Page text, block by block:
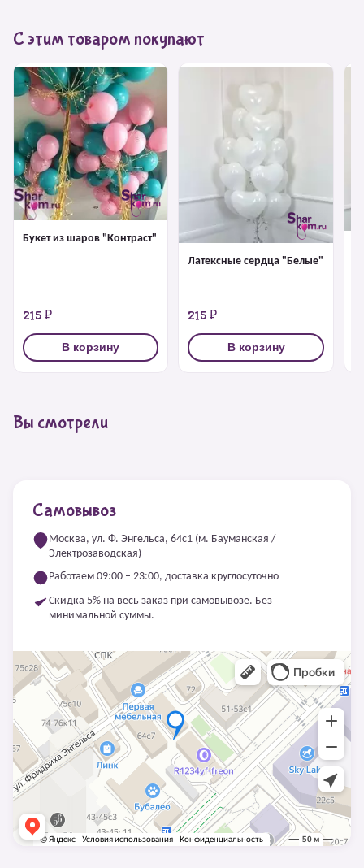
С этим товаром покупают
Букет из шаров "Контраст"
215 ₽
В корзину
Латексные сердца "Белые"
215 ₽
В корзину
Вы смотрели
Самовывоз
Москва, ул. Ф. Энгельса, 64с1 (м. Бауманская /
Электрозаводская)
Работаем 09:00 – 23:00, доставка круглосуточно
Скидка 5% на весь заказ при самовывозе. Без
минимальной суммы.